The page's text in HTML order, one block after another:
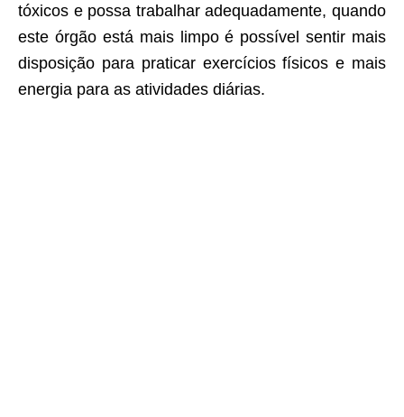
tóxicos e possa trabalhar adequadamente, quando
este órgão está mais limpo é possível sentir mais
disposição para praticar exercícios físicos e mais
energia para as atividades diárias.